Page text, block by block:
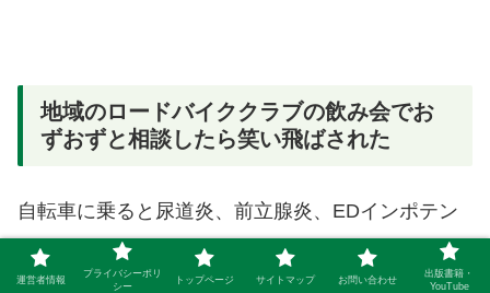
地域のロードバイククラブの飲み会でお
ずおずと相談したら笑い飛ばされた
自転車に乗ると尿道炎、前立腺炎、EDインポテン
ツになる可能性があることを知ってビビっていた私
運営者情報
プライバシーポリ
シー
トップページ サイトマップ お問い合わせ
出版書籍・
YouTube